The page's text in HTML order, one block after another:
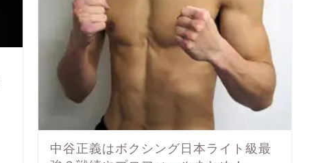
中谷正義はボクシング日本ライト級最